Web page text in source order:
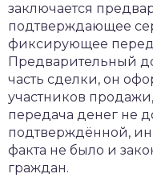
заключается
подтверждающее
фиксирующее
Предварительный
часть сделки, он
участников
передача денег не
подтверждённой,
факта не было и
граждан.